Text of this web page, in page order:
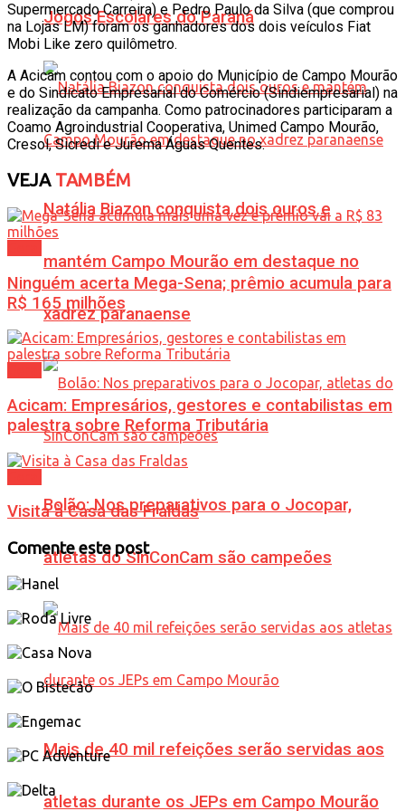
Jogos Escolares do Paraná
Natália Biazon conquista dois ouros e
mantém Campo Mourão em destaque no
xadrez paranaense
Bolão: Nos preparativos para o Jocopar,
atletas do SinConCam são campeões
Mais de 40 mil refeições serão servidas aos
atletas durante os JEPs em Campo Mourão
Supermercado Carreira) e Pedro Paulo da Silva (que comprou
na Lojas LM) foram os ganhadores dos dois veículos Fiat
Mobi Like zero quilômetro.
A Acicam contou com o apoio do Município de Campo Mourão
e do Sindicato Empresarial do Comércio (Sindiempresarial) na
realização da campanha. Como patrocinadores participaram a
Coamo Agroindustrial Cooperativa, Unimed Campo Mourão,
Cresol, Sicredi e Jurema Águas Quentes.
VEJATAMBÉM
Ninguém acerta Mega-Sena; prêmio acumula para
R$ 165 milhões
Acicam: Empresários, gestores e contabilistas em
palestra sobre Reforma Tributária
Visita à Casa das Fraldas
Comente este post